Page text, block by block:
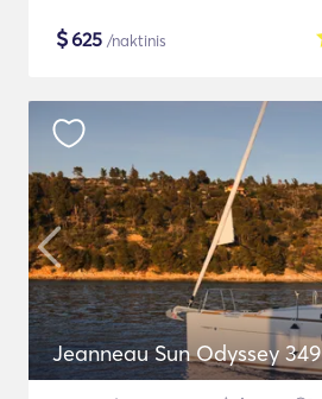
$625 /naktinis
Jeanneau Sun Odyssey 349